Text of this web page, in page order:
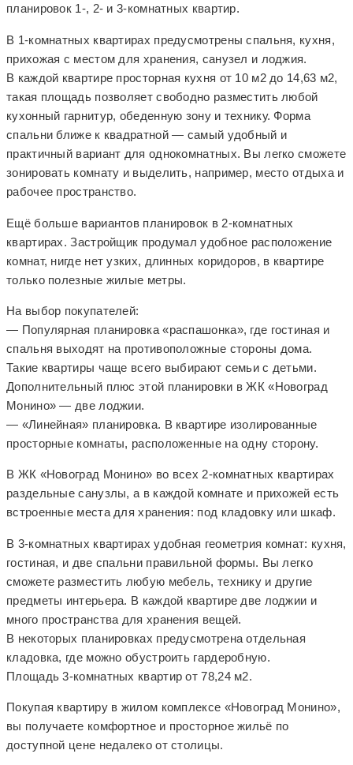
планировок 1-, 2- и 3-комнатных квартир.
В 1-комнатных квартирах предусмотрены спальня, кухня,
прихожая с местом для хранения, санузел и лоджия.
В каждой квартире просторная кухня от 10 м2 до 14,63 м2,
такая площадь позволяет свободно разместить любой
кухонный гарнитур, обеденную зону и технику. Форма
спальни ближе к квадратной — самый удобный и
практичный вариант для однокомнатных. Вы легко сможете
зонировать комнату и выделить, например, место отдыха и
рабочее пространство.
Ещё больше вариантов планировок в 2-комнатных
квартирах. Застройщик продумал удобное расположение
комнат, нигде нет узких, длинных коридоров, в квартире
только полезные жилые метры.
На выбор покупателей:
— Популярная планировка «распашонка», где гостиная и
спальня выходят на противоположные стороны дома.
Такие квартиры чаще всего выбирают семьи с детьми.
Дополнительный плюс этой планировки в ЖК «Новоград
Монино» — две лоджии.
— «Линейная» планировка. В квартире изолированные
просторные комнаты, расположенные на одну сторону.
В ЖК «Новоград Монино» во всех 2-комнатных квартирах
раздельные санузлы, а в каждой комнате и прихожей есть
встроенные места для хранения: под кладовку или шкаф.
В 3-комнатных квартирах удобная геометрия комнат: кухня,
гостиная, и две спальни правильной формы. Вы легко
сможете разместить любую мебель, технику и другие
предметы интерьера. В каждой квартире две лоджии и
много пространства для хранения вещей.
В некоторых планировках предусмотрена отдельная
кладовка, где можно обустроить гардеробную.
Площадь 3-комнатных квартир от 78,24 м2.
Покупая квартиру в жилом комплексе «Новоград Монино»,
вы получаете комфортное и просторное жильё по
доступной цене недалеко от столицы.